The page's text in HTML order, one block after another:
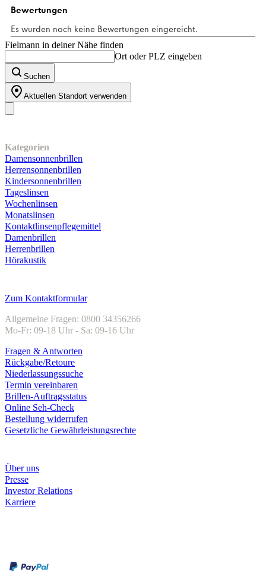
Bewertungen
Fielmann in deiner Nähe finden
Ort oder PLZ eingeben
Suchen
Aktuellen Standort verwenden
Kategorien
Damensonnenbrillen
Herrensonnenbrillen
Kindersonnenbrillen
Tageslinsen
Wochenlinsen
Monatslinsen
Kontaktlinsenpflegemittel
Damenbrillen
Herrenbrillen
Hörakustik
Zum Kontaktformular
Allgemeine Fragen: 0800 34356266
Mo-Fr: 09-18 Uhr - Sa: 09-16 Uhr
Fragen & Antworten
Rückgabe/Retoure
Niederlassungssuche
Termin vereinbaren
Brillen-Auftragsstatus
Online Seh-Check
Bestellung widerrufen
Gesetzliche Gewährleistungsrechte
Über uns
Presse
Investor Relations
Karriere